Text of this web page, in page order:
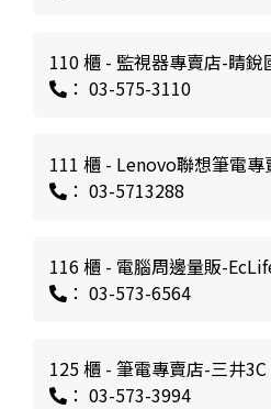
110 櫃 - 監視器專賣店-睛銳
： 03-575-3110
111 櫃 - Lenovo聯想筆電
： 03-5713288
116 櫃 - 電腦周邊量販-
： 03-573-6564
125 櫃 - 筆電專賣店-三井3C
： 03-573-3994